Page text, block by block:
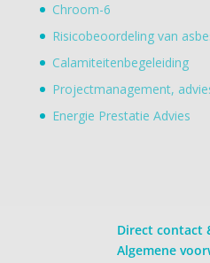
Chroom-6
Risicobeoordeling van
Calamiteitenbegeleiding
Projectmanagement,
Energie Prestatie Advies
Direct contact
Algemene